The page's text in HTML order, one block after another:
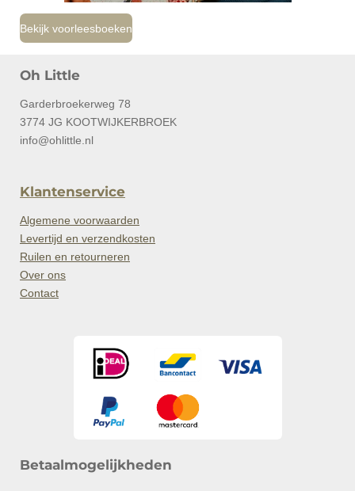
Bekijk voorleesboeken
Oh Little
Garderbroekerweg 78
3774 JG KOOTWIJKERBROEK
info@ohlittle.nl
Klantenservice
Algemene voorwaarden
Levertijd en verzendkosten
Ruilen en retourneren
Over ons
Contact
Betaalmogelijkheden